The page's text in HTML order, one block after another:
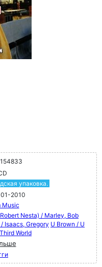
упаковка.
2010
Music
Nesta) / Marley, Bob
Isaacs, Gregory U Brown / U
World